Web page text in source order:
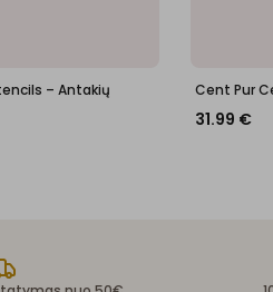
– Antakių
Cent Pur
31.99 €